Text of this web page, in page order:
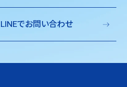
LINEでお問い合わせ